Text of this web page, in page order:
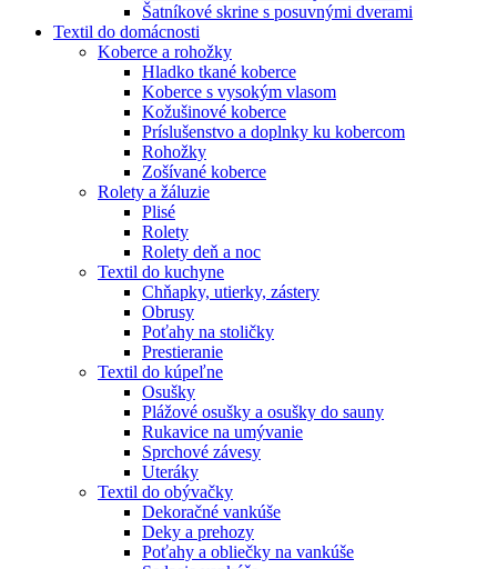
Šatníkové skrine s posuvnými dverami
Textil do domácnosti
Koberce a rohožky
Hladko tkané koberce
Koberce s vysokým vlasom
Kožušinové koberce
Príslušenstvo a doplnky ku kobercom
Rohožky
Zošívané koberce
Rolety a žáluzie
Plisé
Rolety
Rolety deň a noc
Textil do kuchyne
Chňapky, utierky, zástery
Obrusy
Poťahy na stoličky
Prestieranie
Textil do kúpeľne
Osušky
Plážové osušky a osušky do sauny
Rukavice na umývanie
Sprchové závesy
Uteráky
Textil do obývačky
Dekoračné vankúše
Deky a prehozy
Poťahy a obliečky na vankúše